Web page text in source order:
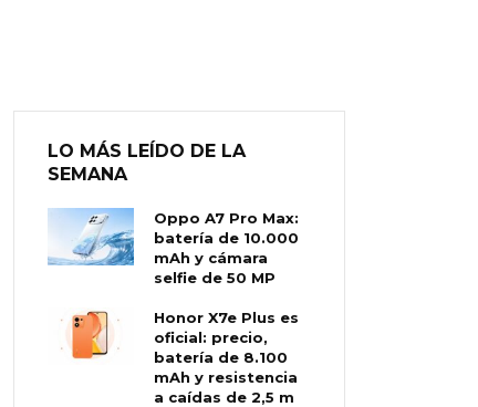
LO MÁS LEÍDO DE LA
SEMANA
Oppo A7 Pro Max:
batería de 10.000
mAh y cámara
selfie de 50 MP
Honor X7e Plus es
oficial: precio,
batería de 8.100
mAh y resistencia
a caídas de 2,5 m